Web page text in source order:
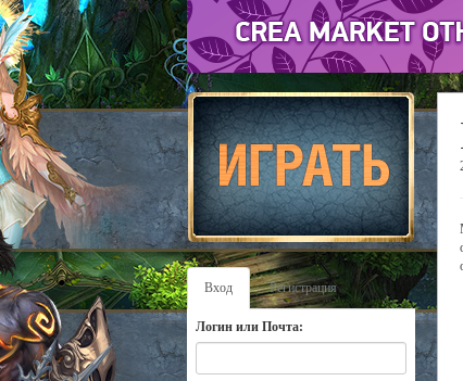
Вход Регистрация
Логин или Почта: